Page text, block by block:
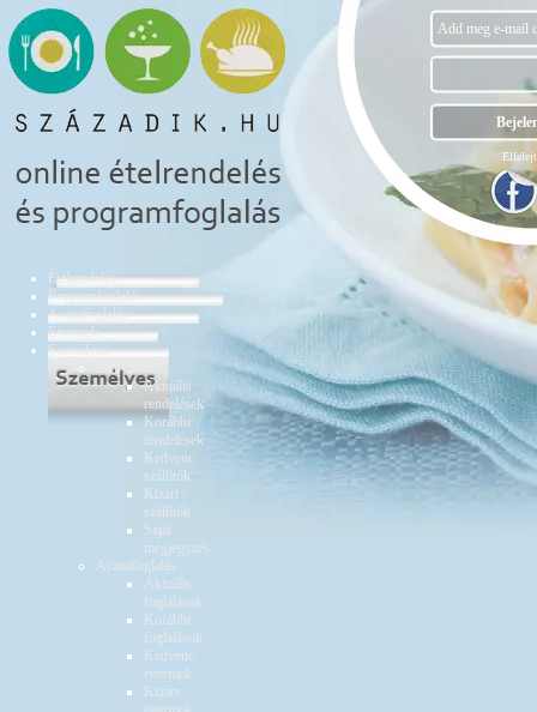
Ételrendelés
Programfoglalás
Asztalfoglalás
Éttermek
Személyes
Ételrendelés
Aktuális
rendelések
Korábbi
rendelések
Kedvenc
szállítók
Kizárt
szállítók
Saját
megjegyzés
Asztalfoglalás
Aktuális
foglalások
Korábbi
foglalások
Kedvenc
éttermek
Kizárt